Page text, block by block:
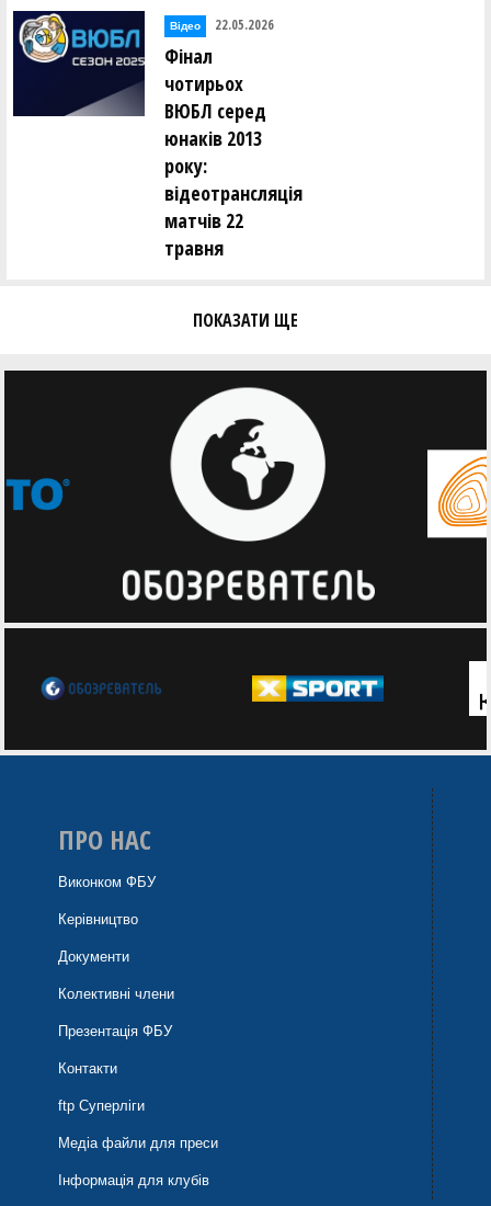
Відео 22.05.2026
Фінал
чотирьох
ВЮБЛ серед
юнаків 2013
року:
відеотрансляція
матчів 22
травня
ПОКАЗАТИ ЩЕ
ПРО НАС
Виконком ФБУ
Керівництво
Документи
Колективні члени
Презентація ФБУ
Контакти
ftp Суперліги
Медіа файли для преси
Інформація для клубів